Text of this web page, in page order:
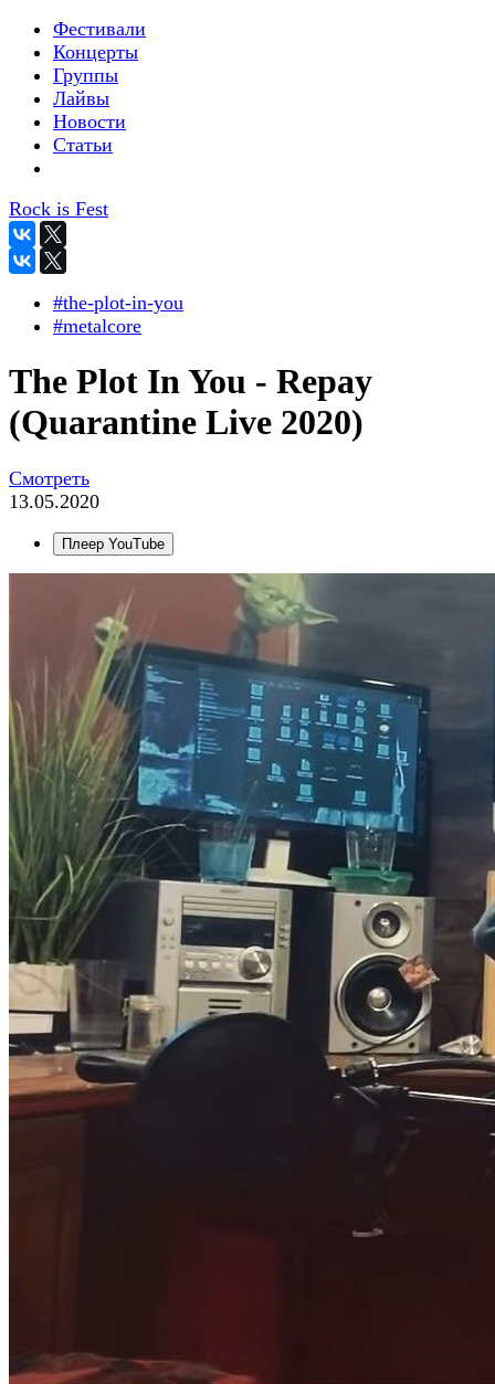
Фестивали
Концерты
Группы
Лайвы
Новости
Статьи
Rock is Fest
#the-plot-in-you
#metalcore
The Plot In You - Repay
(Quarantine Live 2020)
Смотреть
13.05.2020
Плеер YouTube